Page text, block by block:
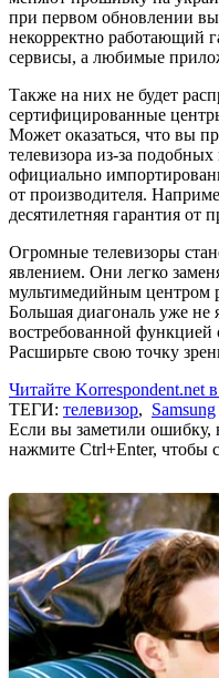
при первом обновлении
некорректно работающий
сервисы, а любимые
Также на них не будет
сертифицированные
Может оказаться, что вы
телевизора из-за
официально
от производителя.
десятилетняя гарантия от
Огромные телевизоры
явлением. Они легко
мультимедийным центром
Большая диагональ уже не
востребованной функцией
Расширьте свою точку
Читайте Korrespondent.net
ТЕГИ: телевизор, Samsung
Если вы заметили ошибку,
нажмите Ctrl+Enter, чтобы